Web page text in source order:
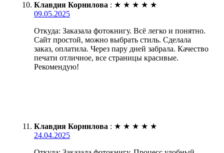
Клавдия Корнилова : ★ ★ ★ ★ ★
09.05.2025
Откуда: Заказала фотокнигу. Всё легко и понятно.
Сайт простой, можно выбрать стиль. Сделала
заказ, оплатила. Через пару дней забрала. Качество
печати отличное, все страницы красивые.
Рекомендую!
Клавдия Корнилова : ★ ★ ★ ★ ★
24.04.2025